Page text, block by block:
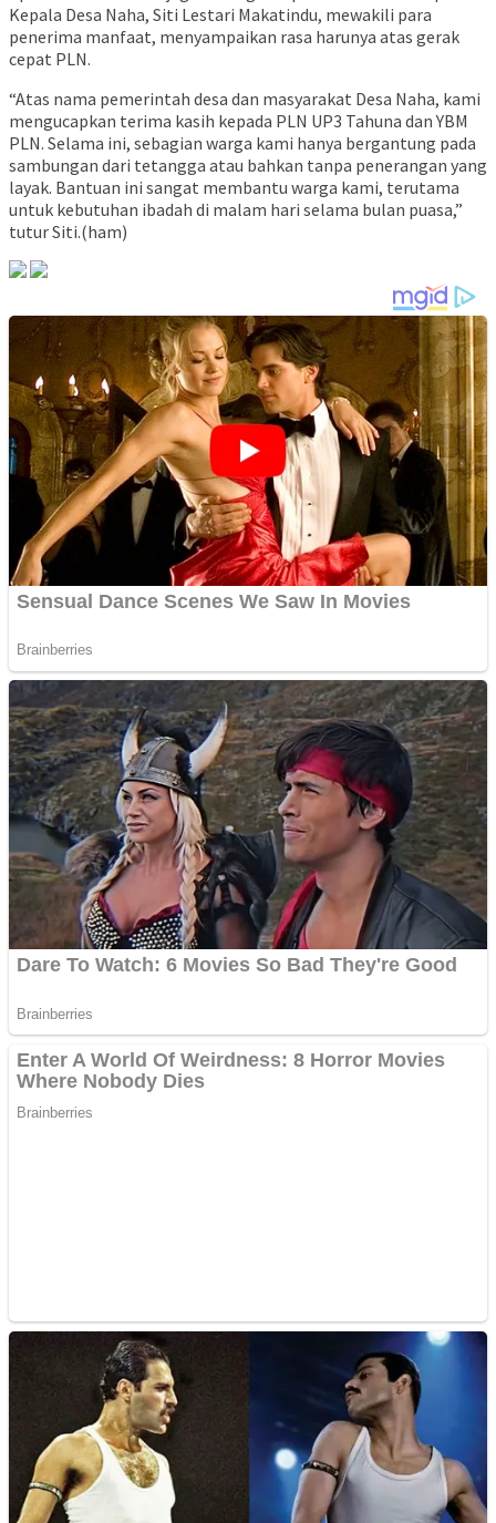
Kepala Desa Naha, Siti Lestari Makatindu, mewakili para
penerima manfaat, menyampaikan rasa harunya atas gerak
cepat PLN.
“Atas nama pemerintah desa dan masyarakat Desa Naha, kami
mengucapkan terima kasih kepada PLN UP3 Tahuna dan YBM
PLN. Selama ini, sebagian warga kami hanya bergantung pada
sambungan dari tetangga atau bahkan tanpa penerangan yang
layak. Bantuan ini sangat membantu warga kami, terutama
untuk kebutuhan ibadah di malam hari selama bulan puasa,”
tutur Siti.(ham)